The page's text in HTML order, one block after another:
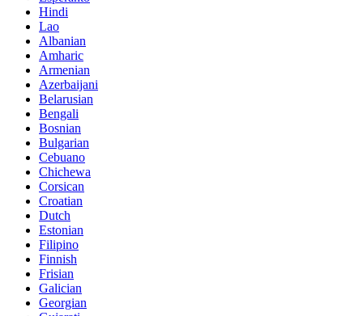
Hindi
Lao
Albanian
Amharic
Armenian
Azerbaijani
Belarusian
Bengali
Bosnian
Bulgarian
Cebuano
Chichewa
Corsican
Croatian
Dutch
Estonian
Filipino
Finnish
Frisian
Galician
Georgian